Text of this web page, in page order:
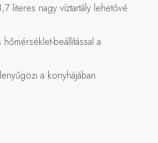
literes nagy víztartály lehetővé
beállítással a
a konyhájában.